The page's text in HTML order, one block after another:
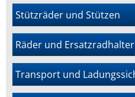
Stützräder und Stützen
Räder und Ersatzradhalter
Transport und